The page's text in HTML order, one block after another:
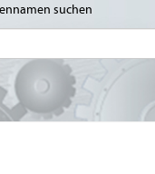
suchen